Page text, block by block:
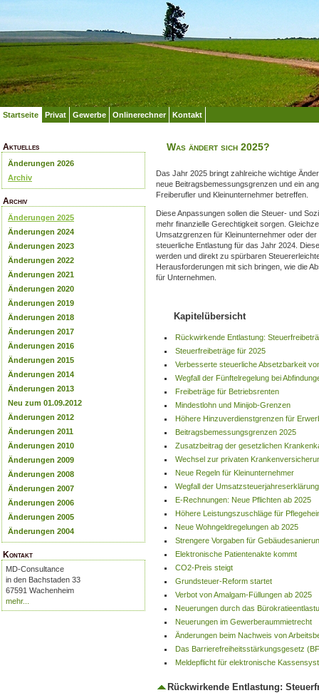
Startseite Privat Gewerbe Onlinerechner Kontakt
Aktuelles
Änderungen 2026
Archiv
Archiv
Änderungen 2025
Änderungen 2024
Änderungen 2023
Änderungen 2022
Änderungen 2021
Änderungen 2020
Änderungen 2019
Änderungen 2018
Änderungen 2017
Änderungen 2016
Änderungen 2015
Änderungen 2014
Änderungen 2013
Neu zum 01.09.2012
Änderungen 2012
Änderungen 2011
Änderungen 2010
Änderungen 2009
Änderungen 2008
Änderungen 2007
Änderungen 2006
Änderungen 2005
Änderungen 2004
Kontakt
MD-Consultance
in den Bachstaden 33
67591 Wachenheim
mehr...
Was ändert sich 2025?
Das Jahr 2025 bringt zahlreiche wichtige
neue Beitragsbemessungsgrenzen und ein
Freiberufler und Kleinunternehmer betreffen.
Diese Anpassungen sollen die Steuer- und
mehr finanzielle Gerechtigkeit sorgen.
Umsatzgrenzen für Kleinunternehmer oder
steuerliche Entlastung für das Jahr 2024.
werden und direkt zu spürbaren
Herausforderungen mit sich bringen, wie die
für Unternehmen.
Kapitelübersicht
Rückwirkende Entlastung:
Steuerfreibeträge für 2025
Verbesserte steuerliche Absetzbarkeit
Wegfall der Fünftelregelung bei
Freibeträge für Betriebsrenten
Mindestlohn und Minijob-Grenzen
Höhere Hinzuverdienstgrenzen für
Beitragsbemessungsgrenzen 2025
Zusatzbeitrag der gesetzlichen
Wechsel zur privaten
Neue Regeln für Kleinunternehmer
Wegfall der
E-Rechnungen: Neue Pflichten ab 2025
Höhere Leistungszuschläge für
Neue Wohngeldregelungen ab 2025
Strengere Vorgaben für
Elektronische Patientenakte kommt
CO2-Preis steigt
Grundsteuer-Reform startet
Verbot von Amalgam-Füllungen ab 2025
Neuerungen durch das
Neuerungen im Gewerberaummietrecht
Änderungen beim Nachweis von
Das Barrierefreiheitsstärkungsgesetz
Meldepflicht für elektronische
Rückwirkende Entlastung: